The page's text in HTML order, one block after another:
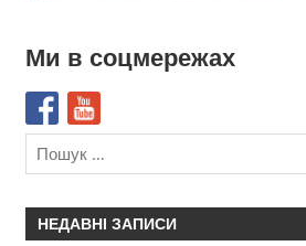
Ми в соцмережах
НЕДАВНІ ЗАПИСИ